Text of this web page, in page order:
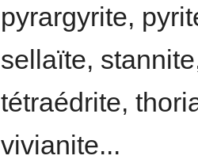
pyrargyrite,
sellaïte,
tétraédrite,
vivianite...